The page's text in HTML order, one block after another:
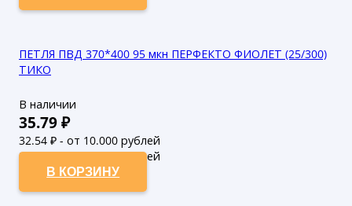
ПЕТЛЯ ПВД 370*400 95 мкн ПЕРФЕКТО ФИОЛЕТ (25/300)
ТИКО
В наличии
35.79₽
32.54 ₽ - от 10.000 рублей
29.58₽ - от 50.000 рублей
В КОРЗИНУ